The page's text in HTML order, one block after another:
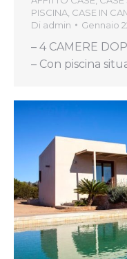
PISCINA, CASE IN
Di admin Gennaio
– 4 CAMERE
– Con piscina